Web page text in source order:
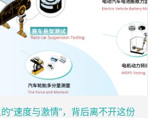
“速度与激情”，背后离不开这份